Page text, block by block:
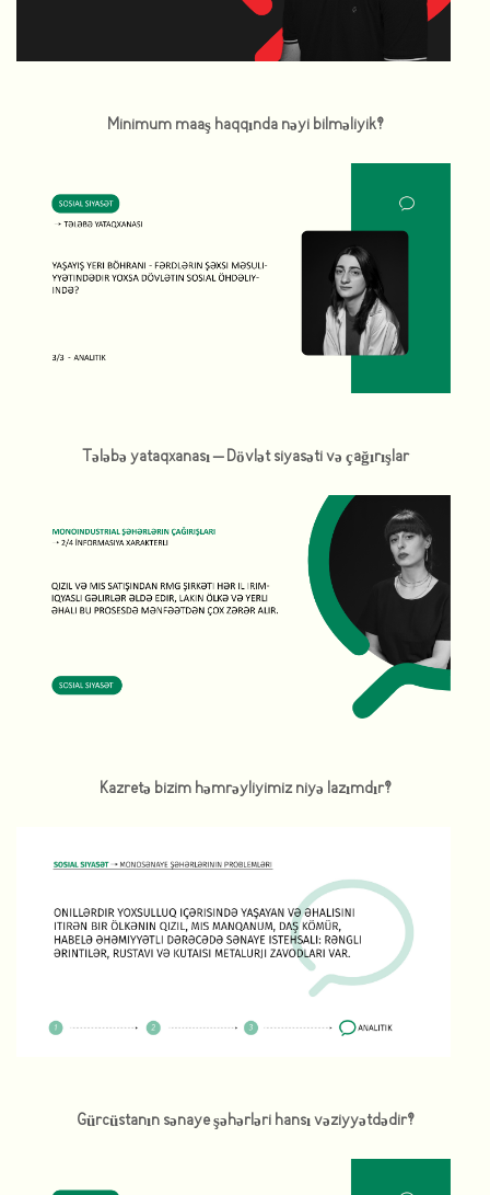
Minimum maaş haqqında nəyi bilməliyik?
Tələbə yataqxanası – Dövlət siyasəti və çağırışlar
Kazretə bizim həmrəyliyimiz niyə lazımdır?
Gürcüstanın sənaye şəhərləri hansı vəziyyətdədir?